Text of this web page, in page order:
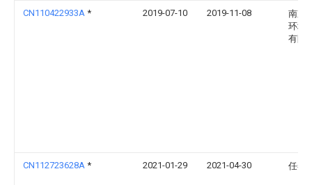
CN110422933A * 2019-07-10 2019-11-08
南京
环境
有限
CN112723628A * 2021-01-29 2021-04-30 任冬